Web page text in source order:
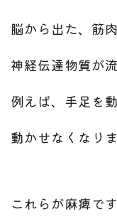
脳から出た、筋
神経伝達物質が
例えば、手足を
動かせなくなりま
これらが麻痺です